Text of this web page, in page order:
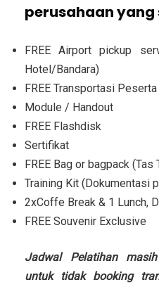
perusahaan
FREE Airport pickup
Hotel/Bandara)
FREE Transportasi
Module / Handout
FREE Flashdisk
Sertifikat
FREE Bag or bagpack (Tas
Training Kit (Dokumentasi
2xCoffe Break & 1 Lunch,
FREE Souvenir Exclusive
Jadwal Pelatihan
untuk tidak booking